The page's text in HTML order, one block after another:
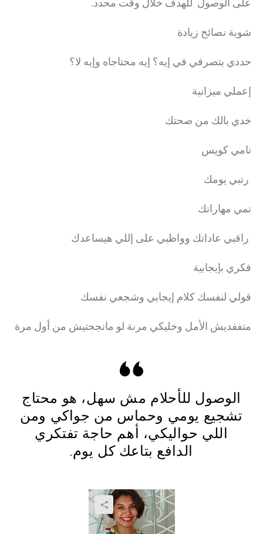
شوية نصائح زيادة
حددي بتصرفي في إيه؟ إيه محتاجاه وإيه لا؟
إعملي ميزانية
خدي بالك من صحتك
نامي كويس
نمي مهاراتك
فكري بإيجابية
قولي لنفسك كلام إيجابي وشجعي نفسك
متفقديش الأمل وخليكي مرنة لو مانجحتيش من أول مرة
الوصول للأحلام مش سهل، هو محتاج
تشجيع يومي وحماس من جواكي ومن
اللي حواليكي، أهم حاجة تفتكري
الدافع بتاعك كل يوم.